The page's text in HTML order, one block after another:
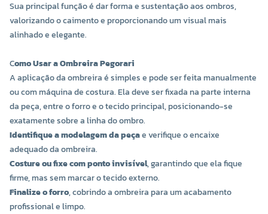
Sua principal função é dar forma e sustentação aos ombros,
valorizando o caimento e proporcionando um visual mais
alinhado e elegante.
Como Usar a Ombreira Pegorari
A aplicação da ombreira é simples e pode ser feita manualmente
ou com máquina de costura. Ela deve ser fixada na parte interna
da peça, entre o forro e o tecido principal, posicionando-se
exatamente sobre a linha do ombro.
Identifique a modelagem da peçae verifique o encaixe
adequado da ombreira.
Costure ou fixe com ponto invisível, garantindo que ela fique
firme, mas sem marcar o tecido externo.
Finalize o forro, cobrindo a ombreira para um acabamento
profissional e limpo.